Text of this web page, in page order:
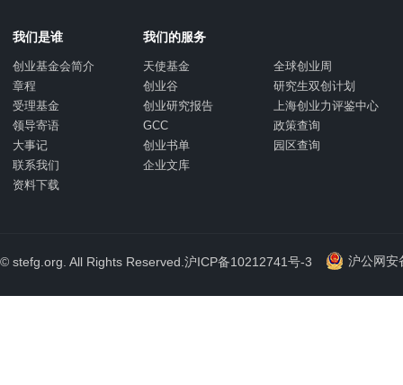
我们是谁
创业基金会简介
章程
受理基金
领导寄语
大事记
联系我们
资料下载
我们的服务
天使基金
全球创业周
创业谷
研究生双创计划
创业研究报告
上海创业力评鉴中心
GCC
政策查询
创业书单
园区查询
企业文库
© stefg.org. All Rights Reserved. 沪ICP备10212741号-3 沪公网安